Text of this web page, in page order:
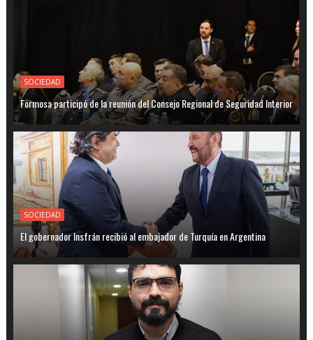
SOCIEDAD
Formosa participó de la reunión del Consejo Regional de Seguridad Interior
SOCIEDAD
El gobernador Insfrán recibió al embajador de Turquía en Argentina